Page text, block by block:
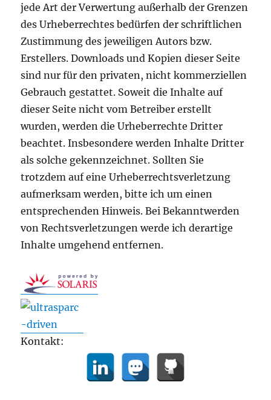
jede Art der Verwertung außerhalb der Grenzen
des Urheberrechtes bedürfen der schriftlichen
Zustimmung des jeweiligen Autors bzw.
Erstellers. Downloads und Kopien dieser Seite
sind nur für den privaten, nicht kommerziellen
Gebrauch gestattet. Soweit die Inhalte auf
dieser Seite nicht vom Betreiber erstellt
wurden, werden die Urheberrechte Dritter
beachtet. Insbesondere werden Inhalte Dritter
als solche gekennzeichnet. Sollten Sie
trotzdem auf eine Urheberrechtsverletzung
aufmerksam werden, bitte ich um einen
entsprechenden Hinweis. Bei Bekanntwerden
von Rechtsverletzungen werde ich derartige
Inhalte umgehend entfernen.
Kontakt: